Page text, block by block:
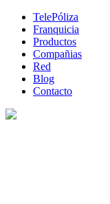
TelePóliza
Franquicia
Productos
Compañias
Red
Blog
Contacto